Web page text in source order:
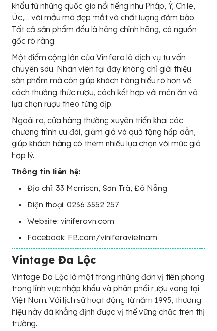
khẩu từ những quốc gia nổi tiếng như Pháp, Ý, Chile,
Úc,… với mẫu mã đẹp mắt và chất lượng đảm bảo.
Tất cả sản phẩm đều là hàng chính hãng, có nguồn
gốc rõ ràng.
Một điểm cộng lớn của Vinifera là dịch vụ tư vấn
chuyên sâu. Nhân viên tại đây không chỉ giới thiệu
sản phẩm mà còn giúp khách hàng hiểu rõ hơn về
cách thưởng thức rượu, cách kết hợp với món ăn và
lựa chọn rượu theo từng dịp.
Ngoài ra, cửa hàng thường xuyên triển khai các
chương trình ưu đãi, giảm giá và quà tặng hấp dẫn,
giúp khách hàng có thêm nhiều lựa chọn với mức giá
hợp lý.
Thông tin liên hệ:
Địa chỉ: 33 Morrison, Sơn Trà, Đà Nẵng
Điện thoại: 0236 3552 257
Website: viniferavn.com
Facebook: FB.com/viniferavietnam
Vintage Đa Lộc
Vintage Đa Lộc là một trong những đơn vị tiên phong
trong lĩnh vực nhập khẩu và phân phối rượu vang tại
Việt Nam. Với lịch sử hoạt động từ năm 1995, thương
hiệu này đã khẳng định được vị thế vững chắc trên thị
trường.